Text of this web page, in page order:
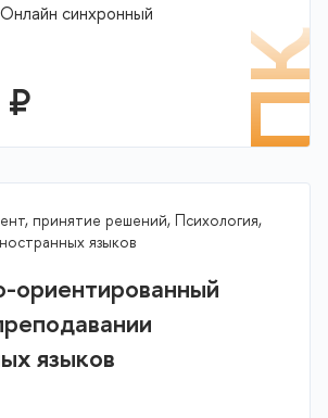
Онлайн синхронный
принятие решений, Психология,
языков
ориентированный
языков